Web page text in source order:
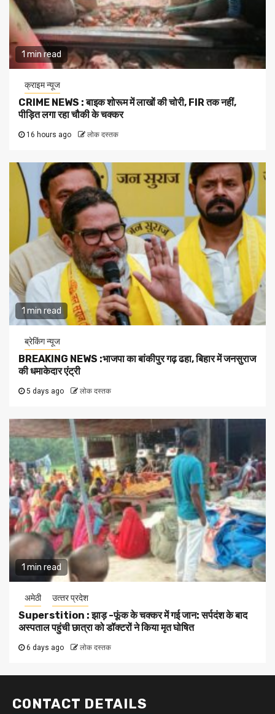
1 min read
क्राइम न्यूज
CRIME NEWS : बाइक शोरूम में लाखों की चोरी, FIR तक नहीं,
पीड़ित लगा रहा चौकी के चक्कर
16 hours ago लोक दस्तक
1 min read
ब्रेकिंग न्यूज
BREAKING NEWS :भाजपा का बांकीपुर गढ़ ढहा, बिहार में जनसुराज
की धमाकेदार एंट्री
5 days ago लोक दस्तक
1 min read
अमेठी उत्‍तर प्रदेश
Superstition : झाड़ -फूंक के चक्कर में गई जान: सर्पदंश के बाद
अस्पताल पहुंची छात्रा को डॉक्टरों ने किया मृत घोषित
6 days ago लोक दस्तक
CONTACT DETAILS